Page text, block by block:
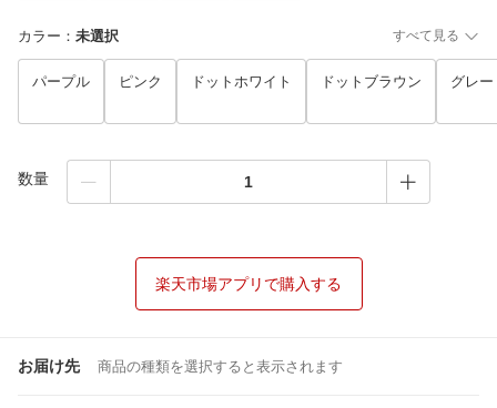
カラー ： 未選択 すべて見る
パープル ピンク ドットホワイト ドットブラウン グレー
数量
楽天市場アプリで購入する
お届け先 商品の種類を選択すると表示されます